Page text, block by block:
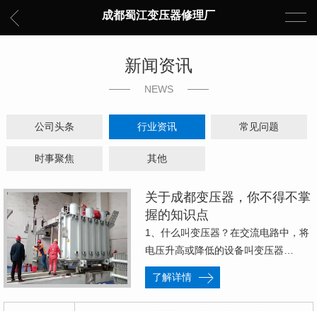
成都蜀江变压器修理厂
新闻资讯
NEWS
公司头条 行业资讯 常见问题
时事聚焦 其他
关于成都变压器，你不得不掌
握的知识点
1、什么叫变压器？在交流电路中，将
电压升高或降低的设备叫变压器…
了解详情